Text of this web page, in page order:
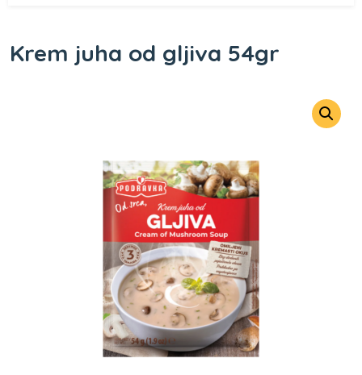
Krem juha od gljiva 54gr